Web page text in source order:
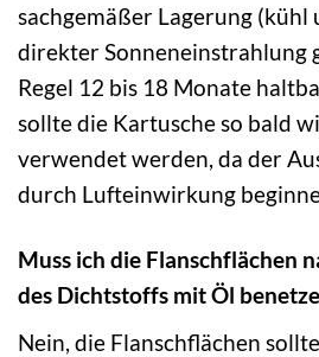
sachgemäßer Lagerung (kühl
direkter Sonneneinstrahlung
Regel 12 bis 18 Monate
sollte die Kartusche so bald
verwendet werden, da der
durch Lufteinwirkung
Muss ich die Flanschflächen
des Dichtstoffs mit Öl
Nein, die Flanschflächen